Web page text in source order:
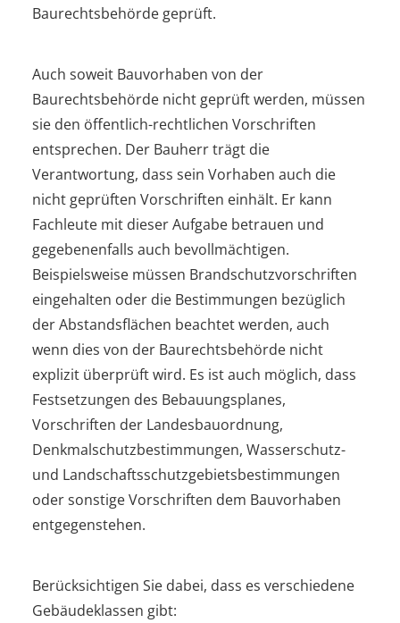
Baurechtsbehörde geprüft.
Auch soweit Bauvorhaben von der
Baurechtsbehörde nicht geprüft werden, müssen
sie den öffentlich-rechtlichen Vorschriften
entsprechen. Der Bauherr trägt die
Verantwortung, dass sein Vorhaben auch die
nicht geprüften Vorschriften einhält. Er kann
Fachleute mit dieser Aufgabe betrauen und
gegebenenfalls auch bevollmächtigen.
Beispielsweise müssen Brandschutzvorschriften
eingehalten oder die Bestimmungen bezüglich
der Abstandsflächen beachtet werden, auch
wenn dies von der Baurechtsbehörde nicht
explizit überprüft wird. Es ist auch möglich, dass
Festsetzungen des Bebauungsplanes,
Vorschriften der Landesbauordnung,
Denkmalschutzbestimmungen, Wasserschutz-
und Landschaftsschutzgebietsbestimmungen
oder sonstige Vorschriften dem Bauvorhaben
entgegenstehen.
Berücksichtigen Sie dabei, dass es verschiedene
Gebäudeklassen gibt: